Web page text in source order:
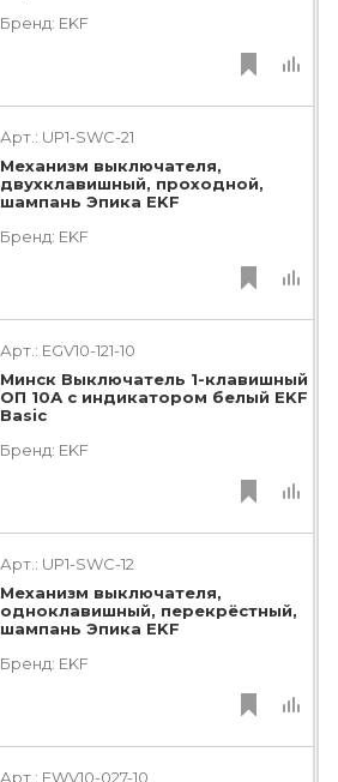
Бренд: EKF
Арт.: UP1-SWC-21
Механизм выключателя,
двухклавишный, проходной,
шампань Эпика EKF
Бренд: EKF
Арт.: EGV10-121-10
Минск Выключатель 1-клавишный
ОП 10А с индикатором белый EKF
Basic
Бренд: EKF
Арт.: UP1-SWC-12
Механизм выключателя,
одноклавишный, перекрёстный,
шампань Эпика EKF
Бренд: EKF
Арт.: EWV10-027-10